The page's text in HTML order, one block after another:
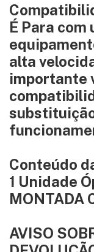
É Para com
alta
importante
Conteúdo
1 Unidade
MONTADA
AVISO